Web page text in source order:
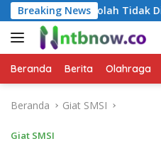
Langsung
ke
konten
Breaking News
Tidak Dimulai dari
Beranda Berita Olahraga
Beranda Giat SMSI
Giat SMSI